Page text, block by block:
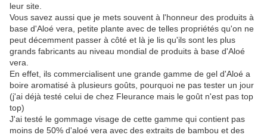
leur site.
Vous savez aussi que je mets souvent à l'honneur des produits à
base d'Aloé vera, petite plante avec de telles propriétés qu'on ne
peut décemment passer à côté et là je lis qu'ils sont les plus
grands fabricants au niveau mondial de produits à base d'Aloé
vera.
En effet, ils commercialisent une grande gamme de gel d'Aloé a
boire aromatisé à plusieurs goûts, pourquoi ne pas tester un jour
(j'ai déjà testé celui de chez Fleurance mais le goût n'est pas top
top)
J'ai testé le gommage visage de cette gamme qui contient pas
moins de 50% d'aloé vera avec des extraits de bambou et des